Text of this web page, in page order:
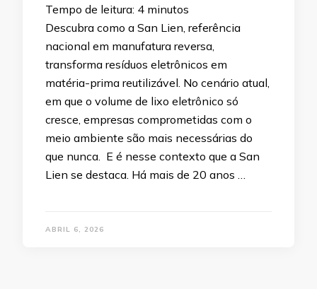
Tempo de leitura: 4 minutos
Descubra como a San Lien, referência
nacional em manufatura reversa,
transforma resíduos eletrônicos em
matéria-prima reutilizável. No cenário atual,
em que o volume de lixo eletrônico só
cresce, empresas comprometidas com o
meio ambiente são mais necessárias do
que nunca. E é nesse contexto que a San
Lien se destaca. Há mais de 20 anos …
ABRIL 6, 2026